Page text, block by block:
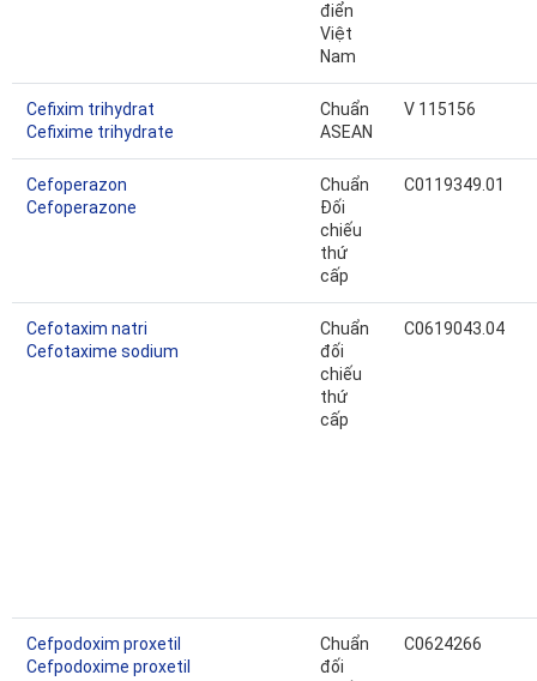
điển
Việt
Nam
Cefixim trihydrat
Cefixime trihydrate
Chuẩn
ASEAN
V 115156
Cefoperazon
Cefoperazone
Chuẩn
Đối
chiếu
thứ
cấp
C0119349.01
Cefotaxim natri
Cefotaxime sodium
Chuẩn
đối
chiếu
thứ
cấp
C0619043.04
Cefpodoxim proxetil
Cefpodoxime proxetil
Chuẩn
đối
C0624266